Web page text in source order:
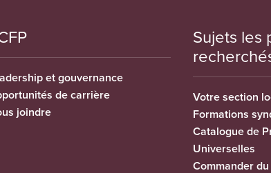
et gouvernance
de carrière
joindre
Sujets les
Votre section
Formations
Catalogue de
Universelles
Commander